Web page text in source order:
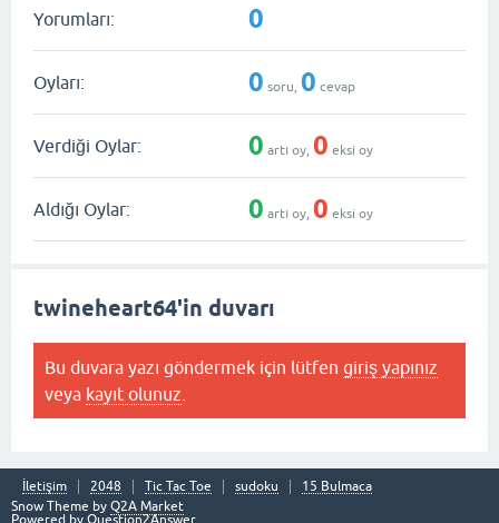
Yorumları: 0
Oyları: 0 soru, 0 cevap
Verdiği Oylar: 0 artı oy, 0 eksi oy
Aldığı Oylar: 0 artı oy, 0 eksi oy
twineheart64'in duvarı
Bu duvara yazı göndermek için lütfen giriş yapınız
veya kayıt olunuz
İletişim 2048 Tic Tac Toe sudoku
15 Bulmaca
Snow Theme by Q2A Market
Powered by Question2Answer